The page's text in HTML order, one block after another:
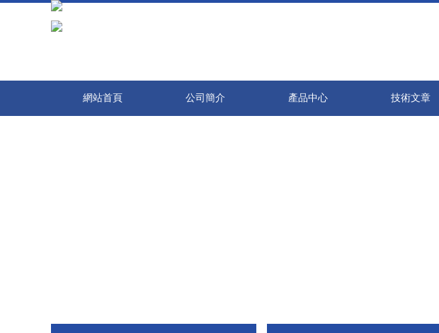
在线观看免费观看免费,亚洲国产综合在一区,天天日天天操天天谢,天天操天天摸天天亲,首页中文
網站首頁 公司簡介 產品中心 技術文章